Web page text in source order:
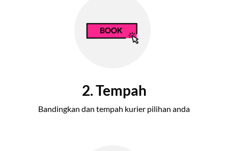
2. Tempah
Bandingkan dan tempah kurier pilihan anda